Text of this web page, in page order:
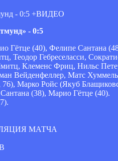
- 0:5
Гётце (40), Фелипе Сантана
Теодор Гебреселасси,
Клеменс Фриц, Нильс
Вейденфеллер, Матс
76), Марко Ройс (Якуб
(38), Марио Гётце (40).
МАТЧА